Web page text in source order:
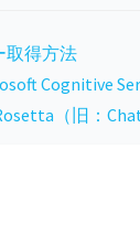
取得方法
Cognitive
（旧：